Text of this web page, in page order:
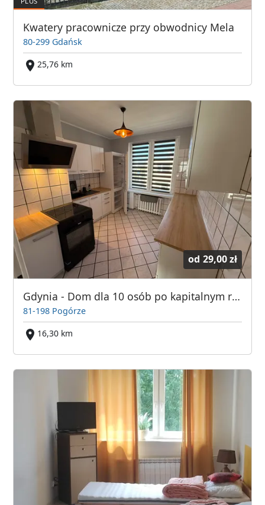
Kwatery pracownicze przy obwodnicy Mela
80-299 Gdańsk
25,76 km
od 29,00 zł
Gdynia - Dom dla 10 osób po kapitalnym remoncie
81-198 Pogórze
16,30 km